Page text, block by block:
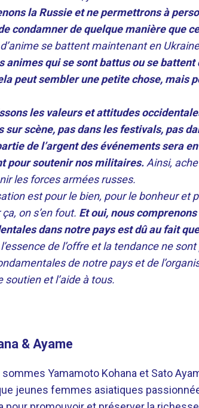
la Russie et ne permettrons à
condamner de quelque manière que
se battent maintenant en
animes qui se sont battus ou se battent
peut sembler une petite chose, mais
les valeurs et attitudes
sur scène, pas dans les festivals, pas
de l’argent des événements sera
pour soutenir nos militaires. Ainsi,
les forces armées russes.
est pour le bien, pour le bonheur et
on s’en fout. Et oui, nous
dans notre pays est dû au fait
de l’offre et la tendance ne
de notre pays et de
soutien et l’aide à tous.
& Ayame
Yamamoto Kohana et Sato
jeunes femmes asiatiques